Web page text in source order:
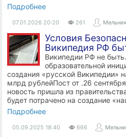
Подробнее
07.01.2026 20:20 261
Условия
Википедия РФ
Википедии РФ не
образовательной
создания «русской Википедии»
млрд рублейПост от .26
новость пришла из
будет потрачено на создание
Подробнее
05.09.2025 18:40 666